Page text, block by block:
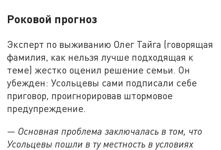
Роковой прогноз
Эксперт по выживанию Олег Тайга (говорящая
фамилия, как нельзя лучше подходящая к
теме) жестко оценил решение семьи. Он
убежден: Усольцевы сами подписали себе
приговор, проигнорировав штормовое
предупреждение.
— Основная проблема заключалась в том, что
Усольцевы пошли в ту местность в условиях